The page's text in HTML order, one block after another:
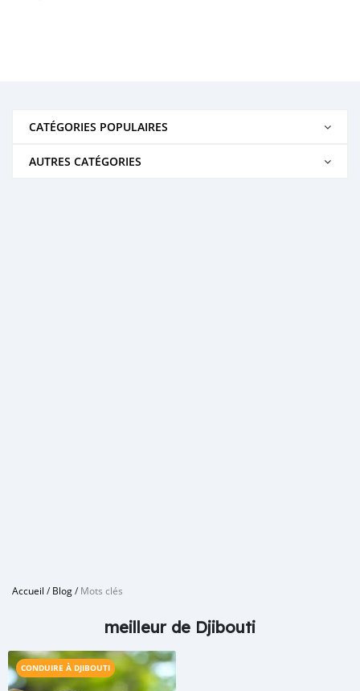
CATÉGORIES POPULAIRES
AUTRES CATÉGORIES
Accueil /Blog/Mots clés
meilleur de Djibouti
CONDUIRE À DJIBOUTI